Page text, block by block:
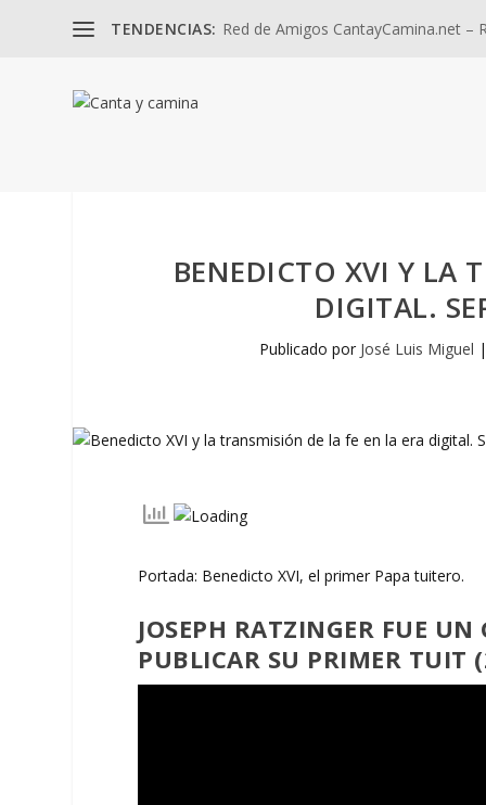
TENDENCIAS: Red de Amigos CantayCamina.net –
BENEDICTO XVI Y LA
DIGITAL.
Publicado por José Luis Miguel
Portada: Benedicto XVI, el primer Papa tuitero.
JOSEPH RATZINGER FUE
PUBLICAR SU PRIMER